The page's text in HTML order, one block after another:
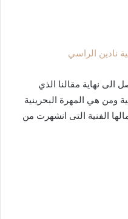
نادين الراسي
الى نهاية مقالنا الذي
ومن هي المهرة البحرينية
الفنية التى انشهرت من